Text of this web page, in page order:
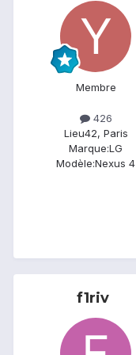
Membre
426
Lieu42, Paris
Marque:LG
Modèle:Nexus 4
f1riv